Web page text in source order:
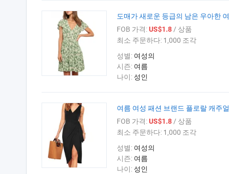
도매가 새로운 등급의 남은 우아한
FOB 가격:US$1.8/ 상품
최소 주문하다: 1,000 조각
성별: 여성의
시즌: 여름
나이: 성인
여름 여성 패션 브랜드 플로랄 캐주
FOB 가격:US$1.8/ 상품
최소 주문하다: 1,000 조각
성별: 여성의
시즌: 여름
나이: 성인